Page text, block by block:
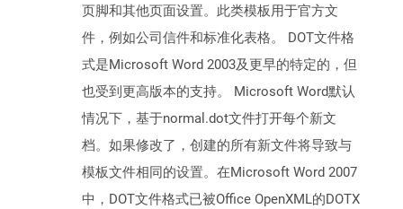
页脚和其他页面设置。此类模板用于官方文
件，例如公司信件和标准化表格。 DOT文件格
式是Microsoft Word 2003及更早的特定的，但
也受到更高版本的支持。 Microsoft Word默认
情况下，基于normal.dot文件打开每个新文
档。如果修改了，创建的所有新文件将导致与
模板文件相同的设置。在Microsoft Word 2007
中，DOT文件格式已被Office OpenXML的DOTX